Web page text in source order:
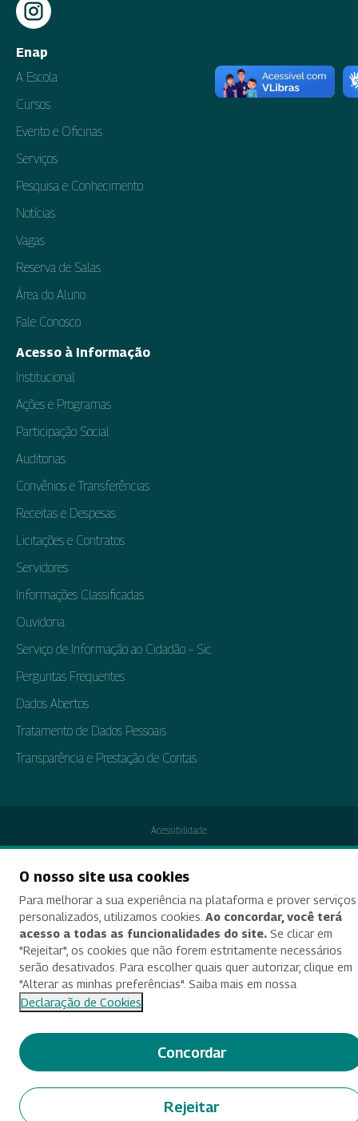
Enap
A Escola
Cursos
Evento e Oficinas
Serviços
Pesquisa e Conhecimento
Notícias
Vagas
Reserva de Salas
Área do Aluno
Fale Conosco
Acesso à Informação
Institucional
Ações e Programas
Participação Social
Auditorias
Convênios e Transferências
Receitas e Despesas
Licitações e Contratos
Servidores
Informações Classificadas
Ouvidoria
Serviço de Informação ao Cidadão – Sic
Perguntas Frequentes
Dados Abertos
Tratamento de Dados Pessoais
Transparência e Prestação de Contas
Acessibilidade
Alterar preferências de cookies
Deixe seu feedback
© 2025 Criado e desenvolvido por Enap
O nosso site usa cookies
Para melhorar a sua experiência na plataforma e prover serviços
personalizados, utilizamos cookies. Ao concordar, você terá
acesso a todas as funcionalidades do site. Se clicar em
"Rejeitar", os cookies que não forem estritamente necessários
serão desativados. Para escolher quais quer autorizar, clique em
"Alterar as minhas preferências". Saiba mais em nossa
Declaração de Cookies
Concordar
Rejeitar